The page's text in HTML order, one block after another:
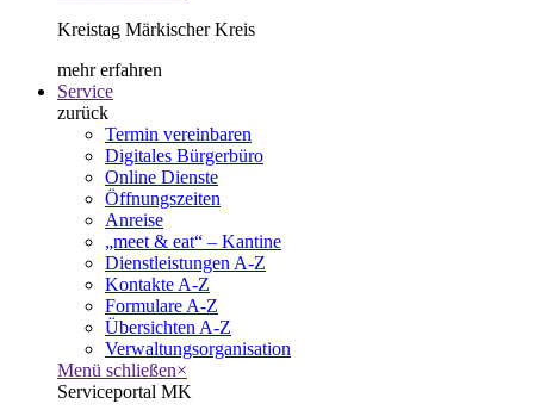
Kreistag Märkischer Kreis
mehr erfahren
Service
zurück
Termin vereinbaren
Digitales Bürgerbüro
Online Dienste
Öffnungszeiten
Anreise
„meet & eat“ – Kantine
Dienstleistungen A-Z
Kontakte A-Z
Formulare A-Z
Übersichten A-Z
Verwaltungsorganisation
Menü schließen×
Serviceportal MK